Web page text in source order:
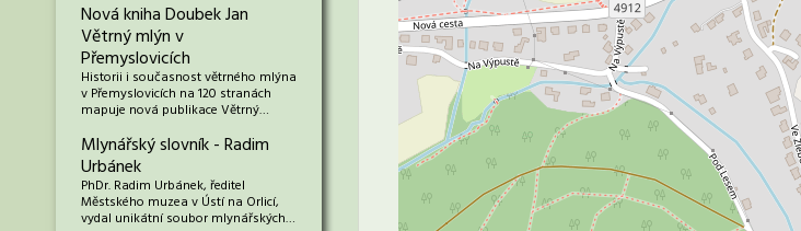
Nová kniha Doubek Jan
Větrný mlýn v
Přemyslovicích
Historii i současnost větrného mlýna
v Přemyslovicích na 120 stranách
mapuje nová publikace Větrný…
Mlynářský slovník - Radim
Urbánek
PhDr. Radim Urbánek, ředitel
Městského muzea v Ústí na Orlicí,
vydal unikátní soubor mlynářských…